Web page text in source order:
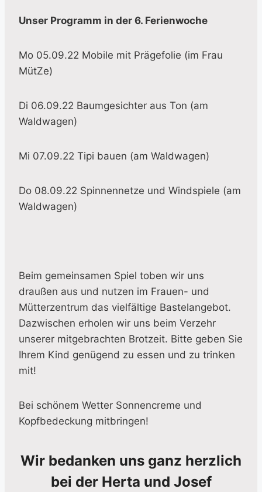
Unser Programm in der 6. Ferienwoche
Mo 05.09.22 Mobile mit Prägefolie (im Frau
MütZe)
Di 06.09.22 Baumgesichter aus Ton (am
Waldwagen)
Mi 07.09.22 Tipi bauen (am Waldwagen)
Do 08.09.22 Spinnennetze und Windspiele (am
Waldwagen)
Beim gemeinsamen Spiel toben wir uns
draußen aus und nutzen im Frauen- und
Mütterzentrum das vielfältige Bastelangebot.
Dazwischen erholen wir uns beim Verzehr
unserer mitgebrachten Brotzeit. Bitte geben Sie
Ihrem Kind genügend zu essen und zu trinken
mit!
Bei schönem Wetter Sonnencreme und
Kopfbedeckung mitbringen!
Wir bedanken uns ganz herzlich
bei der Herta und Josef